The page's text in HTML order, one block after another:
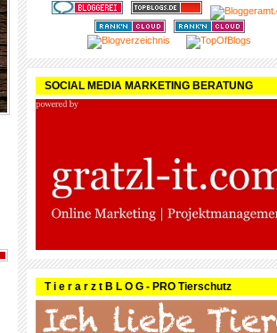
SOCIAL MEDIA MARKETING BERATUNG
T i e r a r z t B L O G - PRO Tierschutz